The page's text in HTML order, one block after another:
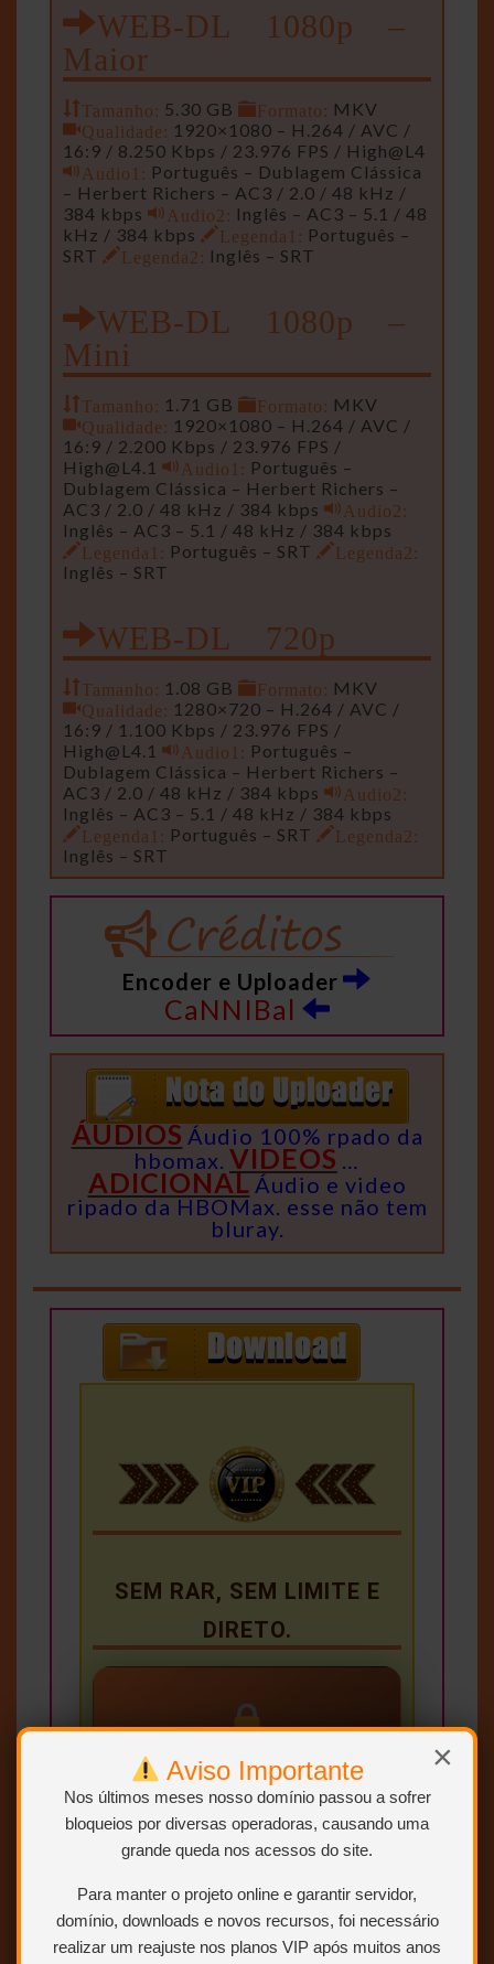
×
Aviso Importante
Nos últimos meses nosso domínio passou a sofrer
bloqueios por diversas operadoras, causando uma
grande queda nos acessos do site.
Para manter o projeto online e garantir servidor,
domínio, downloads e novos recursos, foi necessário
realizar um reajuste nos planos VIP após muitos anos
WEB-DL 1080p –
Maior
Tamanho: 5.30 GB Formato: MKV
Qualidade: 1920×1080 – H.264 / AVC /
16:9 / 8.250 Kbps / 23.976 FPS / High@L4
Audio1: Português – Dublagem Clássica
– Herbert Richers – AC3 / 2.0 / 48 kHz /
384 kbps
Audio2: Inglês – AC3 – 5.1 / 48
kHz / 384 kbps
Legenda1: Português –
SRT
Legenda2: Inglês – SRT
WEB-DL 1080p –
Mini
Tamanho: 1.71 GB Formato: MKV
Qualidade: 1920×1080 – H.264 / AVC /
16:9 / 2.200 Kbps / 23.976 FPS /
High@L4.1
Audio1: Português –
Dublagem Clássica – Herbert Richers –
AC3 / 2.0 / 48 kHz / 384 kbps
Audio2:
Inglês – AC3 – 5.1 / 48 kHz / 384 kbps
Legenda1: Português – SRT
Legenda2:
Inglês – SRT
WEB-DL 720p
Tamanho: 1.08 GB Formato: MKV
Qualidade: 1280×720 – H.264 / AVC /
16:9 / 1.100 Kbps / 23.976 FPS /
High@L4.1
Audio1: Português –
Dublagem Clássica – Herbert Richers –
AC3 / 2.0 / 48 kHz / 384 kbps
Audio2:
Inglês – AC3 – 5.1 / 48 kHz / 384 kbps
Legenda1: Português – SRT
Legenda2:
Inglês – SRT
Encoder e Uploader
CaNNIBal
ÁUDIOS Áudio 100% rpado da
hbomax. VIDEOS …
ADICIONAL Áudio e video
ripado da HBOMax. esse não tem
bluray.
SEM RAR, SEM LIMITE E
DIRETO.
Conteúdo exclusivo
para VIP
Você precisa serUsuário VIP
para visualizar os links de
Sem limites